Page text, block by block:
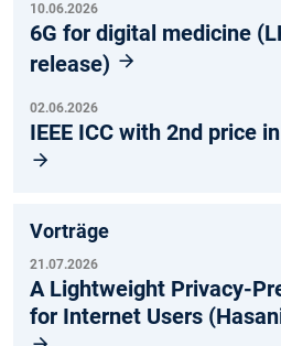
10.06.2026
6G for digital medicine
release)
02.06.2026
IEEE ICC with 2nd price
Vorträge
21.07.2026
A Lightweight Privacy-
for Internet Users